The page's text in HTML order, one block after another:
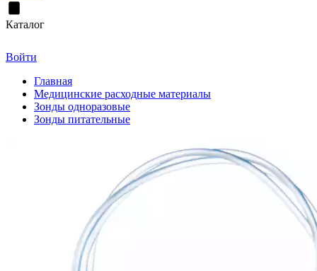
Каталог
Войти
Главная
Медицинские расходные материалы
Зонды одноразовые
Зонды питательные